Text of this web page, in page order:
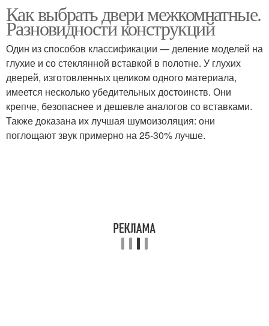
Шпонированные двери Стеклянные двери
Двери в частный дом
Двери в загородном
доме
Материал для
Как выбрать двери межкомнатные.
Разновидности конструкций
Один из способов классификации — деление моделей на
глухие и со стеклянной вставкой в полотне. У глухих
дверей, изготовленных целиком одного материала,
имеется несколько убедительных достоинств. Они
крепче, безопаснее и дешевле аналогов со вставками.
Также доказана их лучшая шумоизоляция: они
поглощают звук примерно на 25-30% лучше.